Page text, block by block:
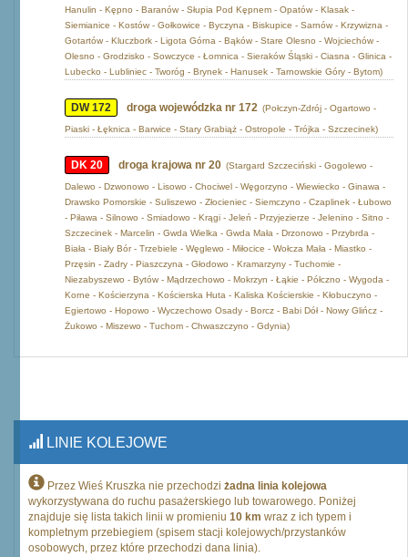
Hanulin - Kępno - Baranów - Słupia Pod Kępnem - Opatów - Klasak -
Siemianice - Kostów - Gołkowice - Byczyna - Biskupice - Sarnów - Krzywizna -
Gotartów - Kluczbork - Ligota Górna - Bąków - Stare Olesno - Wojciechów -
Olesno - Grodzisko - Sowczyce - Łomnica - Sieraków Śląski - Ciasna - Glinica -
Lubecko - Lubliniec - Tworóg - Brynek - Hanusek - Tarnowskie Góry - Bytom)
DW 172 droga wojewódzka nr 172 (Połczyn-Zdrój - Ogartowo -
Piaski - Łęknica - Barwice - Stary Grabiąż - Ostropole - Trójka - Szczecinek)
DK 20 droga krajowa nr 20 (Stargard Szczeciński - Gogolewo -
Dalewo - Dzwonowo - Lisowo - Chociwel - Węgorzyno - Wiewiecko - Ginawa -
Drawsko Pomorskie - Suliszewo - Złocieniec - Siemczyno - Czaplinek - Łubowo
- Piława - Silnowo - Smiadowo - Krągi - Jeleń - Przyjezierze - Jelenino - Sitno -
Szczecinek - Marcelin - Gwda Wielka - Gwda Mała - Drzonowo - Przybrda -
Biała - Biały Bór - Trzebiele - Węglewo - Miłocice - Wołcza Mała - Miastko -
Przęsin - Zadry - Piaszczyna - Głodowo - Kramarzyny - Tuchomie -
Niezabyszewo - Bytów - Mądrzechowo - Mokrzyn - Łąkie - Półczno - Wygoda -
Korne - Kościerzyna - Kościerska Huta - Kaliska Kościerskie - Kłobuczyno -
Egiertowo - Hopowo - Wyczechowo Osady - Borcz - Babi Dół - Nowy Glińcz -
Żukowo - Miszewo - Tuchom - Chwaszczyno - Gdynia)
LINIE KOLEJOWE
Przez Wieś Kruszka nie przechodzi żadna linia kolejowa
wykorzystywana do ruchu pasażerskiego lub towarowego. Poniżej
znajduje się lista takich linii w promieniu 10 km wraz z ich typem i
kompletnym przebiegiem (spisem stacji kolejowych/przystanków
osobowych, przez które przechodzi dana linia).